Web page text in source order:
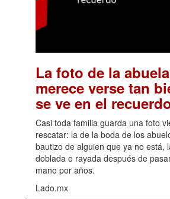
La foto de la
merece verse tan
se ve en el
Casi toda familia guarda una foto
rescatar: la de la boda de los
bautizo de alguien que ya no está,
doblada o rayada después de
mano por años.
Lado.mx